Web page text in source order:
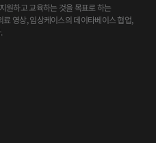
원하고 교육하는 것을 목표로 하는
영상, 임상케이스의 데이타베이스 협업,